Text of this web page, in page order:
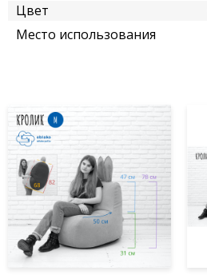
Цвет
Место использования